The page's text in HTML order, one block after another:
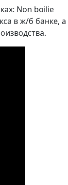
Non boilie
в ж/б банке, а